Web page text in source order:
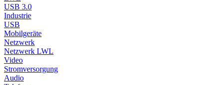
USB 3.0
Industrie
USB
Mobilgeräte
Netzwerk
Netzwerk LWL
Video
Stromversorgung
Audio